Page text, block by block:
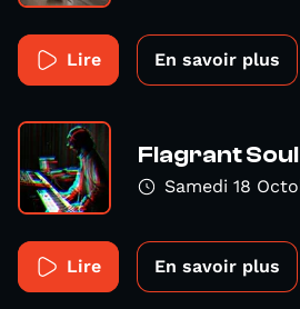
Lire En savoir plus
Flagrant
Samedi 18
Lire En savoir plus